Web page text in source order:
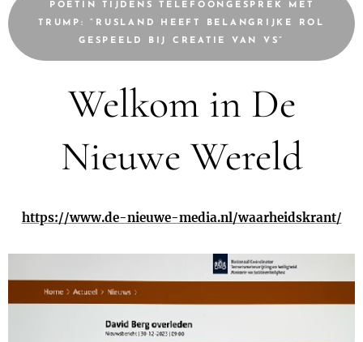
POETIN TIJDENS TELEFOONGESPREK MET
TRUMP: “RUSLAND HEEFT BELANGRIJKE ROL
GESPEELD BIJ CREATIE VAN VS”
Welkom in De
Nieuwe Wereld
https://www.de-nieuwe-media.nl/waarheidskrant/